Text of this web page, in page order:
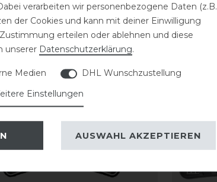
verarbeiten wir personenbezogene Daten (z.B.
der Cookies und kann mit deiner Einwilligung
erteilen oder ablehnen und diese
unserer Daten­schutz­erklärung.
Medien
DHL Wunschzustellung
Einstellungen
AUSWAHL AKZEPTIEREN